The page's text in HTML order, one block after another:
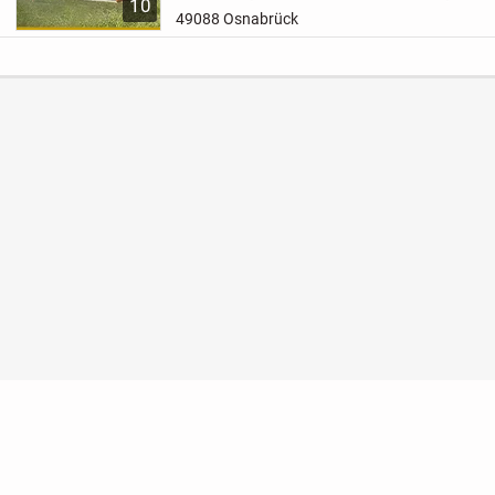
10
Kombination aus modernem Design und
Mit einer...
49088 Osnabrück